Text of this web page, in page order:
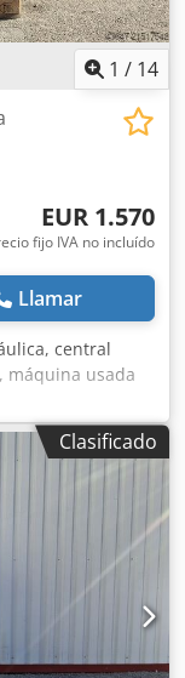
1 / 14
EUR 1.570
fijo IVA no incluído
Llamar
central
máquina usada
1050 × 560
Peso: 325 kg
V
4WE10
en cualquier
de control:
Clasificado